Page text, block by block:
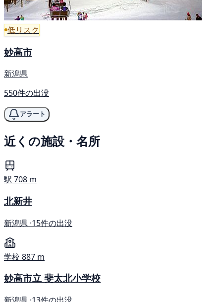
低リスク
妙高市
新潟県
550件の出没
アラート
近くの施設・名所
駅 708 m
北新井
新潟県 ·15件の出没
学校 887 m
妙高市立 斐太北小学校